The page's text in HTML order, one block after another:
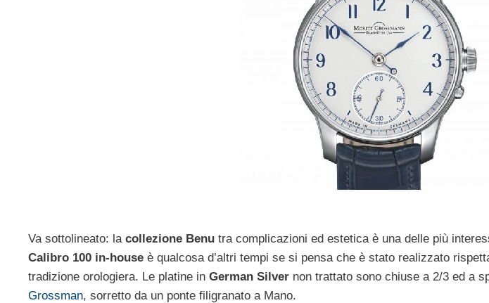
Va sottolineato: la collezione Benu tra complicazioni ed estetica è una delle più
Calibro 100 in-house è qualcosa d’altri tempi se si pensa che è stato realizzato
tradizione orologiera. Le platine in German Silver non trattato sono chiuse a 2/3 ed a
Grossman, sorretto da un ponte filigranato a Mano.